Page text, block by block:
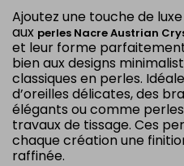
Ajoutez une touche de
aux perles Nacre Austrian
et leur forme
bien aux designs
classiques en perles.
d’oreilles délicates, des
élégants ou comme
travaux de tissage. Ces
chaque création une
raffinée.